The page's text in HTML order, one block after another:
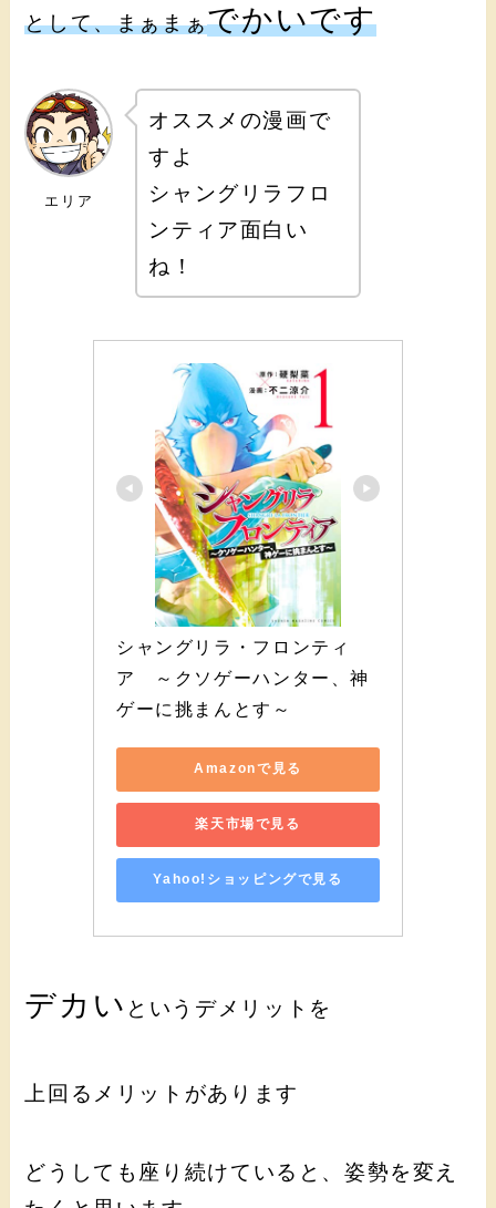
として、まぁまぁでかいです
エリア
オススメの漫画で
すよ
シャングリラフロ
ンティア面白い
ね！
シャングリラ・フロンティ
ア　～クソゲーハンター、神
ゲーに挑まんとす～
Amazonで見る
楽天市場で見る
Yahoo!ショッピングで見る
デカい というデメリットを
上回るメリットがあります
どうしても座り続けていると、姿勢を変え